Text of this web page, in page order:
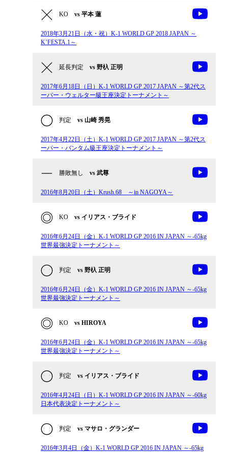
KO vs 平本 蓮
2018年3月21日（水・祝）K-1 WORLD GP 2018 JAPAN ～
K’FESTA.1～
延長判定 vs 野杁 正明
2017年6月18日（日）K-1 WORLD GP 2017 JAPAN ～第2代ス
ーパー・ウェルター級王座決定トーナメント～
判定 vs 山崎 秀晃
2017年4月22日（土）K-1 WORLD GP 2017 JAPAN ～第2代ス
ーパー・バンタム級王座決定トーナメント～
勝敗無し vs 武尊
2016年8月20日（土）Krush.68 ～in NAGOYA～
KO vs イリアス・ブライド
2016年6月24日（金）K-1 WORLD GP 2016 IN JAPAN ～-65kg
世界最強決定トーナメント～
判定 vs 野杁 正明
2016年6月24日（金）K-1 WORLD GP 2016 IN JAPAN ～-65kg
世界最強決定トーナメント～
KO vs HIROYA
2016年6月24日（金）K-1 WORLD GP 2016 IN JAPAN ～-65kg
世界最強決定トーナメント～
判定 vs イリアス・ブライド
2016年4月24日（日）K-1 WORLD GP 2016 IN JAPAN ～-60kg
日本代表決定トーナメント～
判定 vs マサロ・グランダー
2016年3月4日（金）K-1 WORLD GP 2016 IN JAPAN ～-65kg